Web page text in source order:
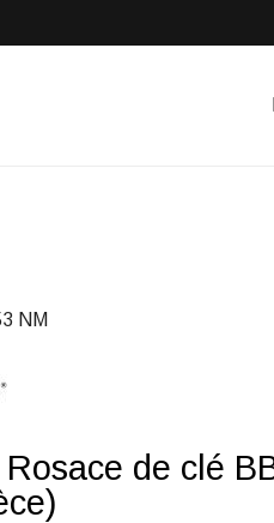
NM
de clé